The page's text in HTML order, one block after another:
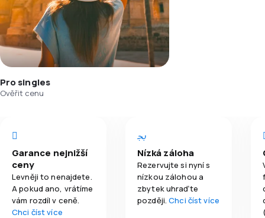
Pro singles
Ověřit cenu
Garance nejnižší
ceny
Levněji to nenajdete.
A pokud ano, vrátíme
vám rozdíl v ceně.
Chci číst více
Nízká záloha
Rezervujte si nyní s
nízkou zálohou a
zbytek uhraďte
později.Chci číst více